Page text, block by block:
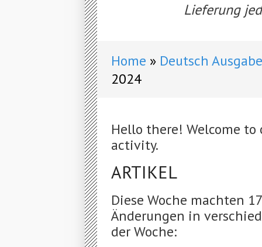
Lieferung
Home
Deutsch
2024
Hello there! Welcome
activity.
ARTIKEL
Diese Woche machten
Änderungen in
der Woche: